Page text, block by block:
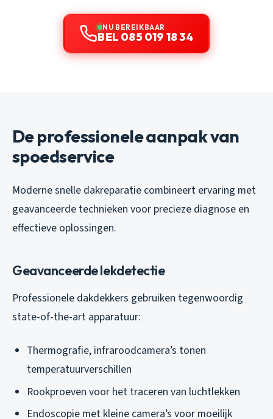
NU BEREIKBAAR
BEL 085 019 18 34
De professionele aanpak van
spoedservice
Moderne snelle dakreparatie combineert ervaring met
geavanceerde technieken voor precieze diagnose en
effectieve oplossingen.
Geavanceerde lekdetectie
Professionele dakdekkers gebruiken tegenwoordig
state-of-the-art apparatuur:
Thermografie, infraroodcamera’s tonen
temperatuurverschillen
Rookproeven voor het traceren van luchtlekken
Endoscopie met kleine camera’s voor moeilijk